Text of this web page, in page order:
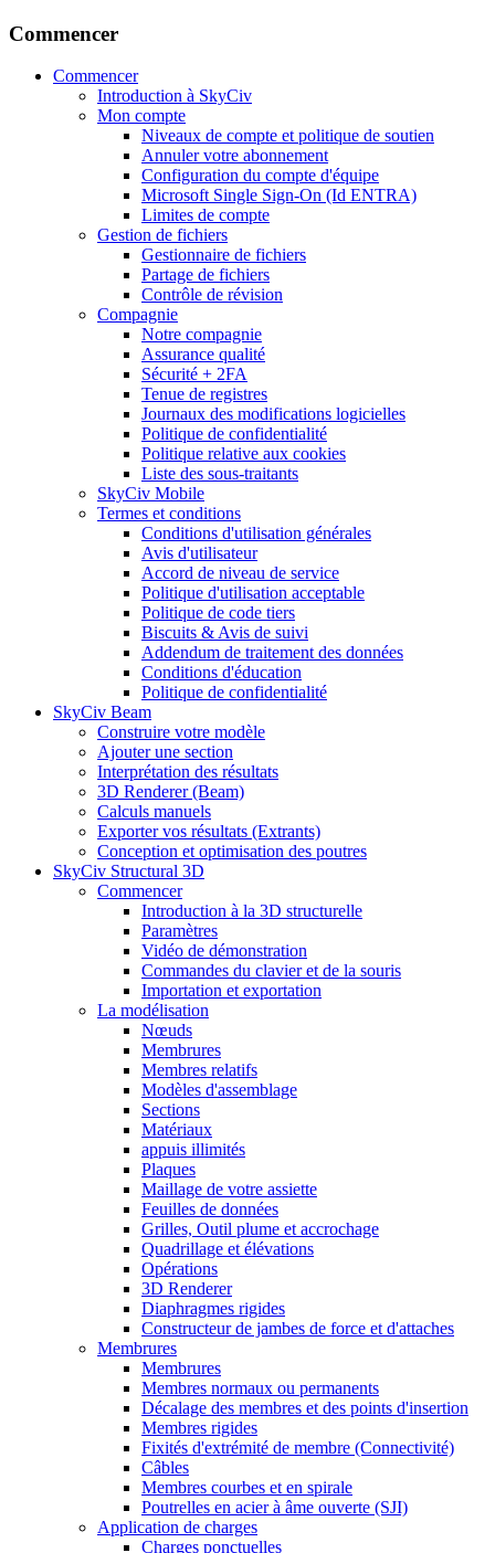
Commencer
Commencer
Introduction à SkyCiv
Mon compte
Niveaux de compte et politique de soutien
Annuler votre abonnement
Configuration du compte d'équipe
Microsoft Single Sign-On (Id ENTRA)
Limites de compte
Gestion de fichiers
Gestionnaire de fichiers
Partage de fichiers
Contrôle de révision
Compagnie
Notre compagnie
Assurance qualité
Sécurité + 2FA
Tenue de registres
Journaux des modifications logicielles
Politique de confidentialité
Politique relative aux cookies
Liste des sous-traitants
SkyCiv Mobile
Termes et conditions
Conditions d'utilisation générales
Avis d'utilisateur
Accord de niveau de service
Politique d'utilisation acceptable
Politique de code tiers
Biscuits & Avis de suivi
Addendum de traitement des données
Conditions d'éducation
Politique de confidentialité
SkyCiv Beam
Construire votre modèle
Ajouter une section
Interprétation des résultats
3D Renderer (Beam)
Calculs manuels
Exporter vos résultats (Extrants)
Conception et optimisation des poutres
SkyCiv Structural 3D
Commencer
Introduction à la 3D structurelle
Paramètres
Vidéo de démonstration
Commandes du clavier et de la souris
Importation et exportation
La modélisation
Nœuds
Membrures
Membres relatifs
Modèles d'assemblage
Sections
Matériaux
appuis illimités
Plaques
Maillage de votre assiette
Feuilles de données
Grilles, Outil plume et accrochage
Quadrillage et élévations
Opérations
3D Renderer
Diaphragmes rigides
Constructeur de jambes de force et d'attaches
Membrures
Membrures
Membres normaux ou permanents
Décalage des membres et des points d'insertion
Membres rigides
Fixités d'extrémité de membre (Connectivité)
Câbles
Membres courbes et en spirale
Poutrelles en acier à âme ouverte (SJI)
Application de charges
Charges ponctuelles